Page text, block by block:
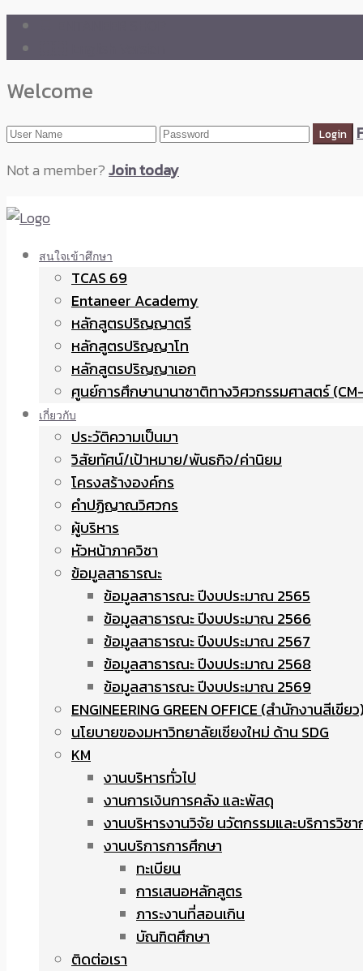
Welcome
Not a member?Join today
สนใจเข้าศึกษา
TCAS 69
Entaneer Academy
หลักสูตรปริญญาตรี
หลักสูตรปริญญาโท
หลักสูตรปริญญาเอก
ศูนย์การศึกษานานาชาติทางวิศวกรรมศาสตร์
เกี่ยวกับ
ประวัติความเป็นมา
วิสัยทัศน์/เป้าหมาย/พันธกิจ/ค่านิยม
โครงสร้างองค์กร
คำปฏิญาณวิศวกร
ผู้บริหาร
หัวหน้าภาควิชา
ข้อมูลสาธารณะ
ข้อมูลสาธารณะ ปีงบประมาณ 2565
ข้อมูลสาธารณะ ปีงบประมาณ 2566
ข้อมูลสาธารณะ ปีงบประมาณ 2567
ข้อมูลสาธารณะ ปีงบประมาณ 2568
ข้อมูลสาธารณะ ปีงบประมาณ 2569
ENGINEERING GREEN OFFICE (สำนักงานสีเขีย
นโยบายของมหาวิทยาลัยเชียงใหม่ ด้าน SDG
KM
งานบริหารทั่วไป
งานการเงินการคลัง และพัสดุ
งานบริหารงานวิจัย นวัตกรรมและบริการวิชา
งานบริการการศึกษา
ทะเบียน
การเสนอหลักสูตร
ภาระงานที่สอนเกิน
บัณฑิตศึกษา
ติดต่อเรา